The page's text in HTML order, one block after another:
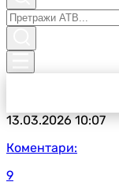
13.03.202610:07
Коментари:
9